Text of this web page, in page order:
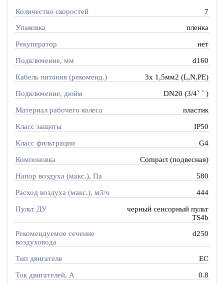
Количество скоростей 7
Упаковка пленка
Рекуператор нет
Подключение, мм d160
Кабель питания (рекоменд.) 3х 1,5мм2 (L,N,PE)
Подключение, дюйм DN20 (3/4` ` )
Материал рабочего колеса пластик
Класс защиты IP50
Класс фильтрации G4
Компоновка Compact (подвесная)
Напор воздуха (макс.), Па 580
Расход воздуха (макс.), м3/ч 444
Пульт ДУ
черный сенсорный пульт
TS4b
Рекомендуемое сечение
воздуховода
d250
Тип двигателя EC
Ток двигателей, А 0.8